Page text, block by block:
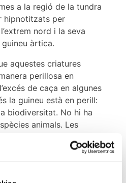
a la regió de la tundra
hipnotitzats per
nord i la seva
àrtica.
aquestes criatures
perillosa en
de caça en algunes
la guineu està en perill:
biodiversitat. No hi ha
animals. Les
poblacions d’una